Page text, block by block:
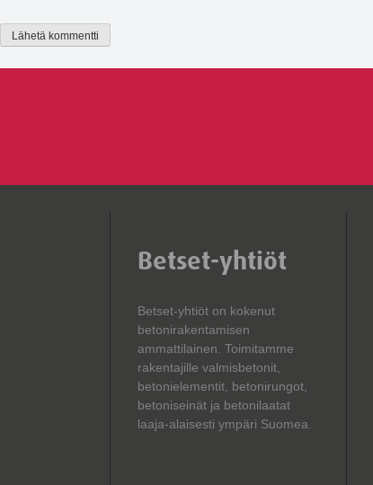
Betset-yhtiöt
Betset-yhtiöt on kokenut
betonirakentamisen
ammattilainen. Toimitamme
rakentajille valmisbetonit,
betonielementit, betonirungot,
betoniseinät ja betonilaatat
laaja-alaisesti ympäri Suomea.